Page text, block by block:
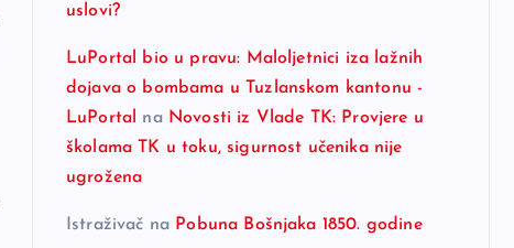
uslovi?
LuPortal bio u pravu: Maloljetnici iza lažnih
dojava o bombama u Tuzlanskom kantonu -
LuPortal
na Novosti iz Vlade TK: Provjere u
školama TK u toku, sigurnost učenika nije
ugrožena
Istraživač na Pobuna Bošnjaka 1850. godine